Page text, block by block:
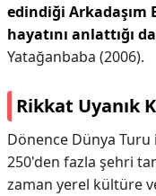
edindiği Arkadaşım
hayatını anlattığı
Yatağanbaba (2006).
Rikkat Uyanık
Dönence Dünya Turu
250'den fazla şehri
zaman yerel kültüre